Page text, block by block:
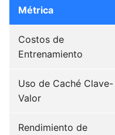
Métrica
Costos de
Entrenamiento
Uso de Caché Clave-
Valor
Rendimiento de